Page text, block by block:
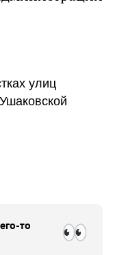
улиц
то